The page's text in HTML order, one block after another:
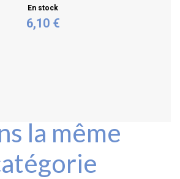
En stock
6,10 €
la même